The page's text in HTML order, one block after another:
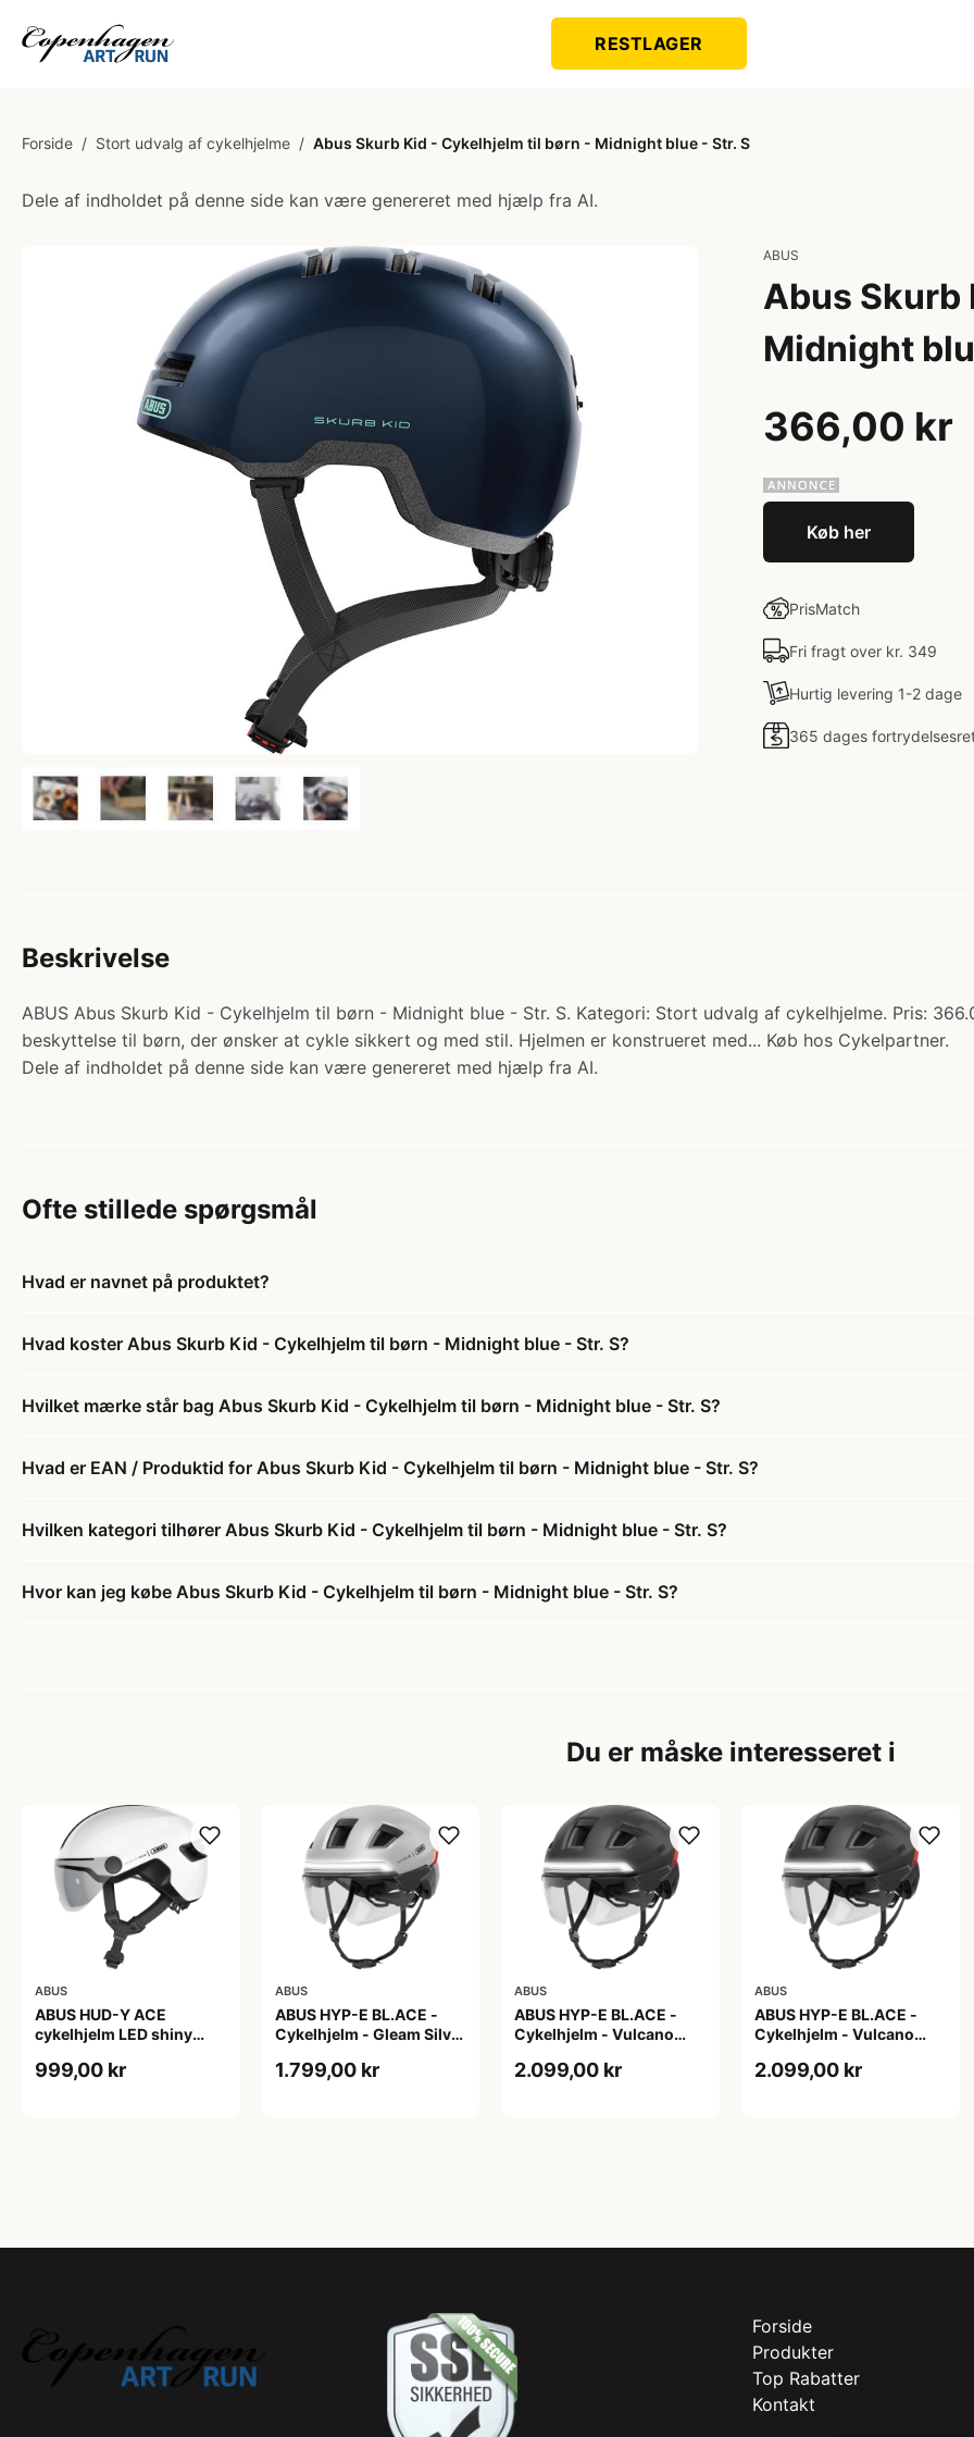
RESTLAGER
Forside / Stort udvalg af cykelhjelme / Abus Skurb Kid - Cykelhjelm til børn - Midnight blue - Str. S
Dele af indholdet på denne side kan være genereret med hjælp fra AI.
ABUS
Abus
Midnight
366,00 kr
Køb her
PrisMatch
Fri fragt over kr. 349
Hurtig levering 1-2 dage
365 dages
Beskrivelse
ABUS Abus Skurb Kid - Cykelhjelm til børn - Midnight blue - Str. S. Kategori: Stort udvalg af cykelhjelme. Pris:
beskyttelse til børn, der ønsker at cykle sikkert og med stil. Hjelmen er konstrueret med... Køb hos Cykelpartner.
Dele af indholdet på denne side kan være genereret med hjælp fra AI.
Ofte stillede spørgsmål
Hvad er navnet på produktet?
Hvad koster Abus Skurb Kid - Cykelhjelm til børn - Midnight blue - Str. S?
Hvilket mærke står bag Abus Skurb Kid - Cykelhjelm til børn - Midnight blue - Str. S?
Hvad er EAN / Produktid for Abus Skurb Kid - Cykelhjelm til børn - Midnight blue - Str. S?
Hvilken kategori tilhører Abus Skurb Kid - Cykelhjelm til børn - Midnight blue - Str. S?
Hvor kan jeg købe Abus Skurb Kid - Cykelhjelm til børn - Midnight blue - Str. S?
Du er måske interesseret i
ABUS
ABUS HUD-Y ACE
cykelhjelm LED shiny
999,00 kr
ABUS
ABUS HYP-E BL.ACE -
Cykelhjelm - Gleam Silver
1.799,00 kr
ABUS
ABUS HYP-E BL.ACE -
Cykelhjelm - Vulcano
2.099,00 kr
ABUS
ABUS HYP-E BL.ACE -
Cykelhjelm - Vulcano
2.099,00 kr
Forside
Produkter
Top Rabatter
Kontakt